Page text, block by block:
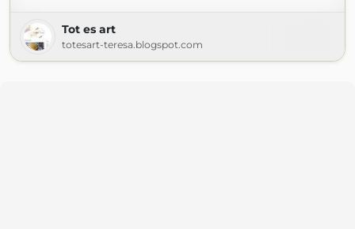
Tot es art
totesart-teresa.blogspot.com